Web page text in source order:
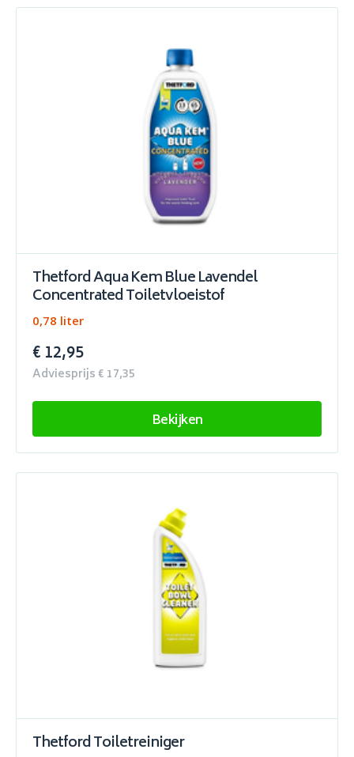
Thetford Aqua Kem Blue Lavendel
Concentrated Toiletvloeistof
0,78 liter
€ 12,95
Adviesprijs € 17,35
Bekijken
Thetford Toiletreiniger